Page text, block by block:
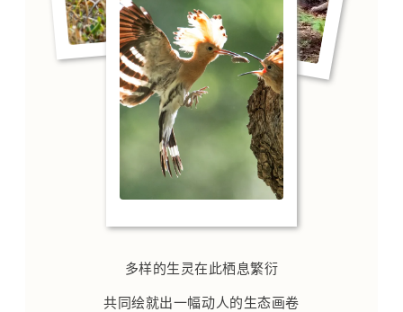
多样的生灵在此栖息繁衍
共同绘就出一幅动人的生态画卷